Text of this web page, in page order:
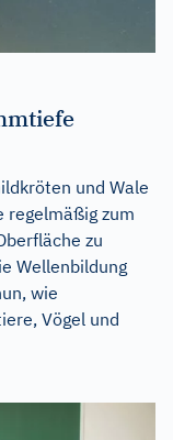
und Wale
regelmäßig zum
zu
Wellenbildung
wie
Vögel und